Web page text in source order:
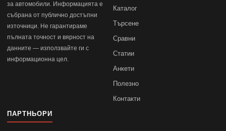
за автомобили. Информацията е
събрана от публично достъпни
източници. Не гарантираме
пълната точност и вярност на
данните — използвайте ги с
информационна цел.
Каталог
Търсене
Сравни
Статии
Анкети
Полезно
Контакти
ПАРТНЬОРИ